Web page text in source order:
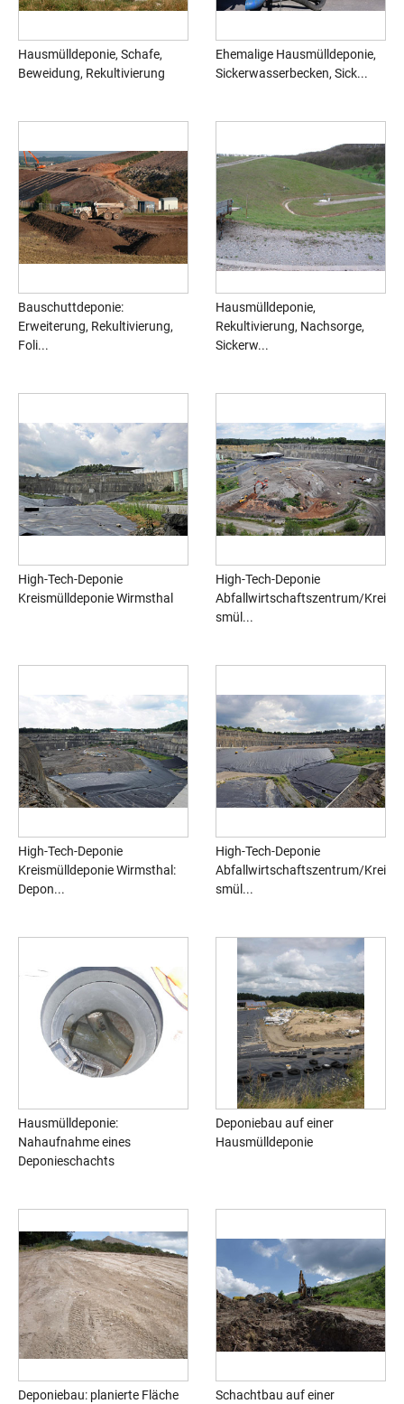
Hausmülldeponie, Schafe,
Beweidung, Rekultivierung
Ehemalige Hausmülldeponie,
Sickerwasserbecken, Sick...
Bauschuttdeponie:
Erweiterung, Rekultivierung,
Foli...
Hausmülldeponie,
Rekultivierung, Nachsorge,
Sickerw...
High-Tech-Deponie
Kreismülldeponie Wirmsthal
High-Tech-Deponie
Abfallwirtschaftszentrum/Krei
smül...
High-Tech-Deponie
Kreismülldeponie Wirmsthal:
Depon...
High-Tech-Deponie
Abfallwirtschaftszentrum/Krei
smül...
Hausmülldeponie:
Nahaufnahme eines
Deponieschachts
Deponiebau auf einer
Hausmülldeponie
Deponiebau: planierte Fläche
Schachtbau auf einer